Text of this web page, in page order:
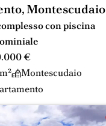
Montescudaio
con piscina
€
Montescudaio